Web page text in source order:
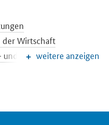
der Wirtschaft
und Kreativwirtschaft
Entwicklung
weitere anzeigen